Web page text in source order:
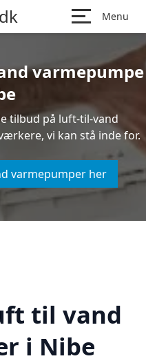
Menu
varmepumpe
tilbud på luft-til-vand
vi kan stå inde for.
varmepumper her
til vand
i Nibe